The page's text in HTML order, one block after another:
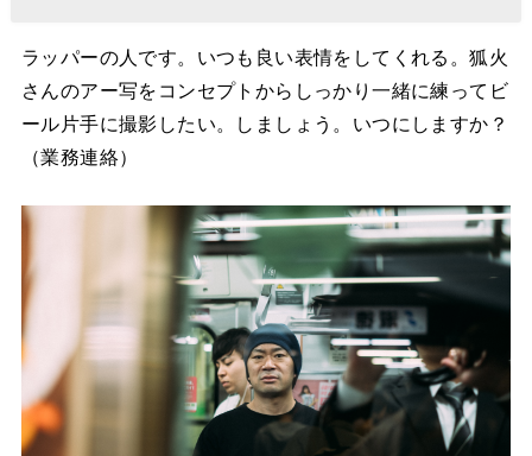
ラッパーの人です。いつも良い表情をしてくれる。狐火
さんのアー写をコンセプトからしっかり一緒に練ってビ
ール片手に撮影したい。しましょう。いつにしますか？
（業務連絡）